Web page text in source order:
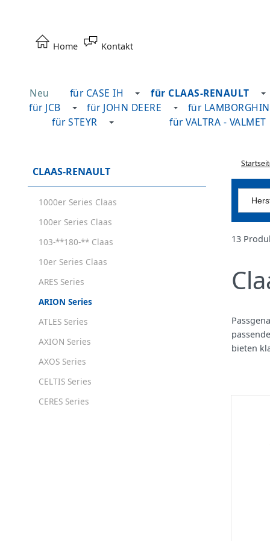
Home Kontakt
Neu für CASE IH für CLAAS-RENAULT
für JCB
für JOHN DEERE für
für STEYR
für VALTRA - VALMET
CLAAS-RENAULT
1000er Series Claas
100er Series Claas
103-**180-** Claas
10er Series Claas
ARES Series
ARION Series
ATLES Series
AXION Series
AXOS Series
CELTIS Series
CERES Series
13
bieten